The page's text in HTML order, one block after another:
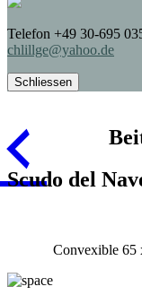
Telefon +49 30-695
chlillge@yahoo.de
Schliessen
Scudo del
Convexible 65